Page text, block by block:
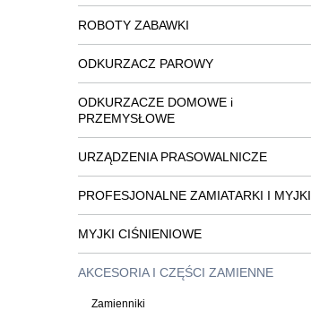
ROBOTY ZABAWKI
ODKURZACZ PAROWY
ODKURZACZE DOMOWE i
PRZEMYSŁOWE
URZĄDZENIA PRASOWALNICZE
PROFESJONALNE ZAMIATARKI I MYJKI
MYJKI CIŚNIENIOWE
AKCESORIA I CZĘŚCI ZAMIENNE
Zamienniki